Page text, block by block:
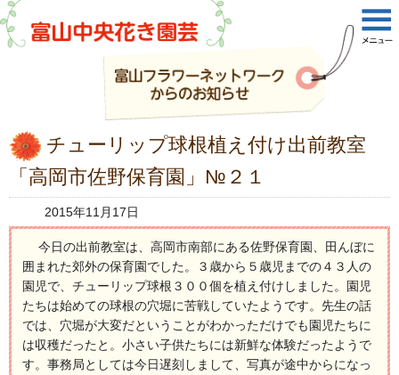
チューリップ球根植え付け出前教室
「高岡市佐野保育園」№２１
2015年11月17日
今日の出前教室は、高岡市南部にある佐野保育園、田んぼに
囲まれた郊外の保育園でした。３歳から５歳児までの４３人の
園児で、チューリップ球根３００個を植え付けしました。園児
たちは始めての球根の穴堀に苦戦していたようです。先生の話
では、穴堀が大変だということがわかっただけでも園児たちに
は収穫だったと。小さい子供たちには新鮮な体験だったようで
す。事務局としては今日遅刻しまして、写真が途中からになっ